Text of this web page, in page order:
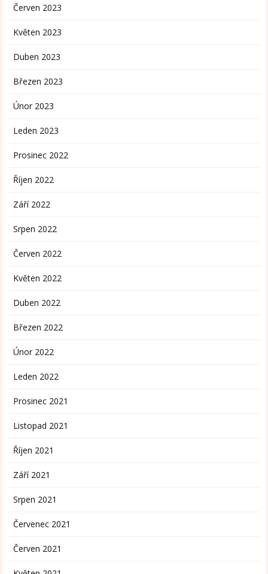
Červen 2023
Květen 2023
Duben 2023
Březen 2023
Únor 2023
Leden 2023
Prosinec 2022
Říjen 2022
Září 2022
Srpen 2022
Červen 2022
Květen 2022
Duben 2022
Březen 2022
Únor 2022
Leden 2022
Prosinec 2021
Listopad 2021
Říjen 2021
Září 2021
Srpen 2021
Červenec 2021
Červen 2021